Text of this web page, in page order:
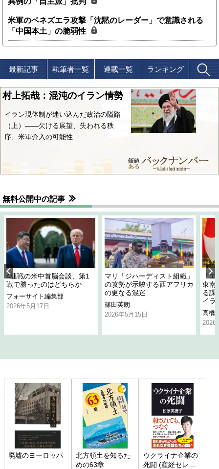
米軍のベネズエラ攻撃「沈黙のレーダー」で意識される
「中国本土」の脆弱性
最新記事 執筆者一覧 連載一覧 ランキング
村上拓哉：混沌のイラン情勢
イラン現体制が迷い込んだ政治の隘路
（上）――欠ける展望、失われる秩
序、米軍介入の可能性
無料公開中の記事
4連戦の米中首脳会談、第1
戦で勝ったのはどちらか
フォーサイト編集部
2026年5月17日
マリ「ジハーディスト組織」
の攻勢が示唆する西アフリカ
の更なる混迷
篠田英朗
2026年5月15日
「
東南
る課
イラ
高橋
2026
廃墟のヨーロッパ
北方領土を知るた
めの63章
ウクライナ企業の
死闘 (産経セレク